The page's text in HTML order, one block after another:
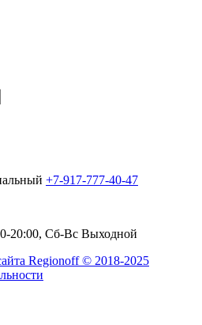
+7-917-777-40-47
20:00, Сб-Вс Выходной
Regionoff © 2018-2025